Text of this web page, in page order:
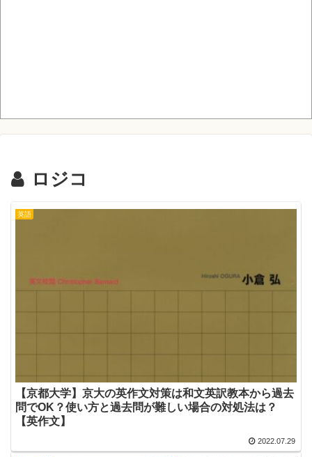
ロジコ
英語
【京都大学】京大の英作文対策は和文英訳教本から過去
問でOK？使い方と過去問が難しい場合の対処法は？
【英作文】
2022.07.29